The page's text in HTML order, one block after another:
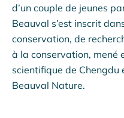
d’un couple de jeunes
Beauval s’est inscrit
conservation, de
à la conservation, mené
scientifique de Chengdu
Beauval Nature.